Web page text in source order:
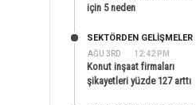
için 5 neden
AĞU 3RD 12:42 PM
SEKTÖRDEN GELIŞMELER
Konut inşaat firmaları
şikayetleri yüzde 127 arttı